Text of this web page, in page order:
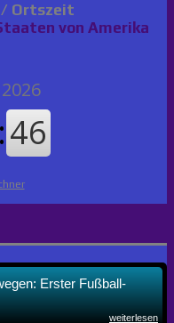
Ortszeit
von Amerika
Erster Fußball-
weiterlesen